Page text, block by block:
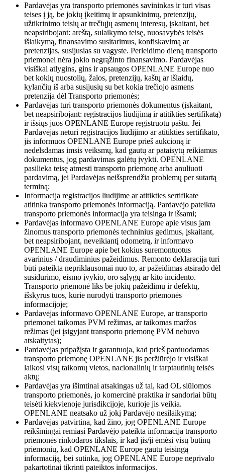
Pardavėjas yra transporto priemonės savininkas ir turi visas
teises į ją, be jokių įkeitimų ir apsunkinimų, pretenzijų,
užtikrinimo teisių ar trečiųjų asmenų interesų, įskaitant, bet
neapsiribojant: areštą, sulaikymo teisę, nuosavybės teisės
išlaikymą, finansavimo susitarimus, konfiskavimą ar
pretenzijas, susijusias su vagyste. Perleidimo dieną transporto
priemonei nėra jokio negrąžinto finansavimo. Pardavėjas
visiškai atlygins, gins ir apsaugos OPENLANE Europe nuo
bet kokių nuostolių, žalos, pretenzijų, kaštų ar išlaidų,
kylančių iš arba susijusių su bet kokia trečiojo asmens
pretenzija dėl Transporto priemonės;
Pardavėjas turi transporto priemonės dokumentus (įskaitant,
bet neapsiribojant: registracijos liudijimą ir atitikties sertifikatą)
ir išsiųs juos OPENLANE Europe registruotu paštu. Jei
Pardavėjas neturi registracijos liudijimo ar atitikties sertifikato,
jis informuos OPENLANE Europe prieš aukcioną ir
nedelsdamas imsis veiksmų, kad gautų ar pataisytų reikiamus
dokumentus, jog pardavimas galėtų įvykti. OPENLANE
pasilieka teisę atmesti transporto priemonę arba anuliuoti
pardavimą, jei Pardavėjas neišsprendžia problemų per sutartą
terminą;
Informacija registracijos liudijime ar atitikties sertifikate
atitinka transporto priemonės informaciją. Pardavėjo pateikta
transporto priemonės informacija yra teisinga ir išsami;
Pardavėjas informavo OPENLANE Europe apie visus jam
žinomus transporto priemonės techninius gedimus, įskaitant,
bet neapsiribojant, neveikiantį odometrą, ir informavo
OPENLANE Europe apie bet kokius suremontuotus
avarinius / draudiminius pažeidimus. Remonto deklaracija turi
būti pateikta nepriklausomai nuo to, ar pažeidimas atsirado dėl
susidūrimo, eismo įvykio, oro sąlygų ar kito incidento.
Transporto priemonė liks be jokių pažeidimų ir defektų,
išskyrus tuos, kurie nurodyti transporto priemonės
informacijoje;
Pardavėjas informavo OPENLANE Europe, ar transporto
priemonei taikomas PVM režimas, ar taikomas maržos
režimas (jei įsigyjant transporto priemonę PVM nebuvo
atskaitytas);
Pardavėjas pripažįsta ir garantuoja, kad prieš parduodamas
transporto priemonę OPENLANE jis peržiūrėjo ir visiškai
laikosi visų taikomų vietos, nacionalinių ir tarptautinių teisės
aktų;
Pardavėjas yra išimtinai atsakingas už tai, kad OL siūlomos
transporto priemonės, jo komercinė praktika ir sandoriai būtų
teisėti kiekvienoje jurisdikcijoje, kurioje jis veikia.
OPENLANE neatsako už jokį Pardavėjo nesilaikymą;
Pardavėjas patvirtina, kad žino, jog OPENLANE Europe
reikšmingai remiasi Pardavėjo pateikta informacija transporto
priemonės rinkodaros tikslais, ir kad jis/ji ėmėsi visų būtinų
priemonių, kad OPENLANE Europe gautų teisingą
informaciją, bei sutinka, jog OPENLANE Europe neprivalo
pakartotinai tikrinti pateiktos informacijos.